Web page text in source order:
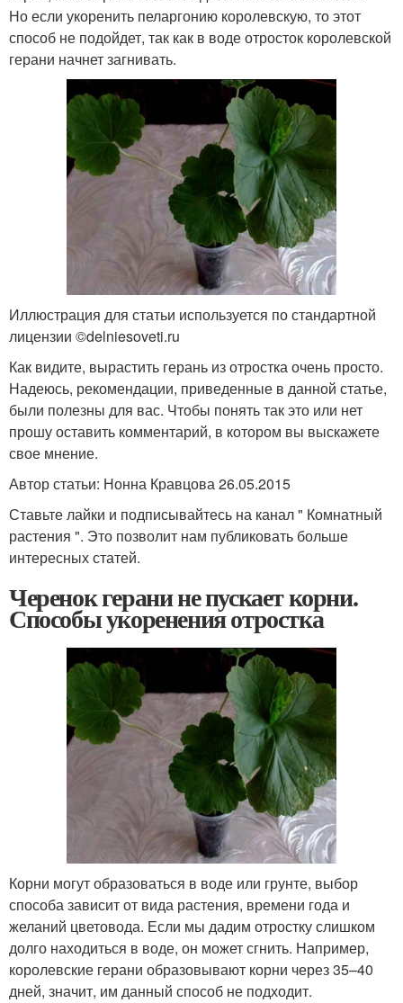
Но если укоренить пеларгонию королевскую, то этот
способ не подойдет, так как в воде отросток королевской
герани начнет загнивать.
Иллюстрация для статьи используется по стандартной
лицензии ©delniesoveti.ru
Как видите, вырастить герань из отростка очень просто.
Надеюсь, рекомендации, приведенные в данной статье,
были полезны для вас. Чтобы понять так это или нет
прошу оставить комментарий, в котором вы выскажете
свое мнение.
Автор статьи: Нонна Кравцова 26.05.2015
Ставьте лайки и подписывайтесь на канал " Комнатный
растения ". Это позволит нам публиковать больше
интересных статей.
Черенок герани не пускает корни.
Способы укоренения отростка
Корни могут образоваться в воде или грунте, выбор
способа зависит от вида растения, времени года и
желаний цветовода. Если мы дадим отростку слишком
долго находиться в воде, он может сгнить. Например,
королевские герани образовывают корни через 35–40
дней, значит, им данный способ не подходит.